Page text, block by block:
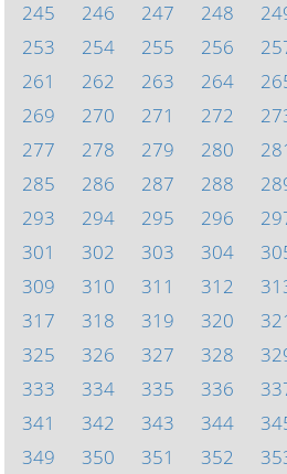
245
246 247 248
253
254 255 256
261
262 263 264
269
270 271 272
277
278 279 280
285
286 287 288
293
294 295 296
301
302 303 304
309
310 311 312
317
318 319 320
325
326 327 328
333
334 335 336
341
342 343 344
349
350 351 352